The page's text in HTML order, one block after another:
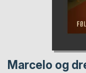
Marcelo og